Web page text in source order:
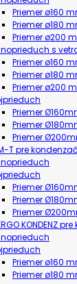
Priemer ø160
Priemer ø180
Priemer ø200
s
Priemer ø160
Priemer ø180
Priemer ø200
Priemer
Priemer
Priemer
T pre
Priemer
Priemer
Priemer
KONDENZ
Priemer ø160
Priemer ø180